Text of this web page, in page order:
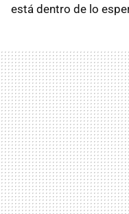
está dentro de lo